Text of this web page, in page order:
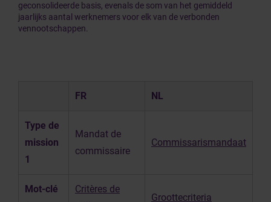
geconsolideerde basis, evenals de som van het gemiddeld
jaarlijks aantal werknemers voor elk van de verbonden
vennootschappen.
FR NL
Type de
mission
1
Mandat de
commissaire
Commissarismandaat
Mot-clé
Critères de
Groottecriteria